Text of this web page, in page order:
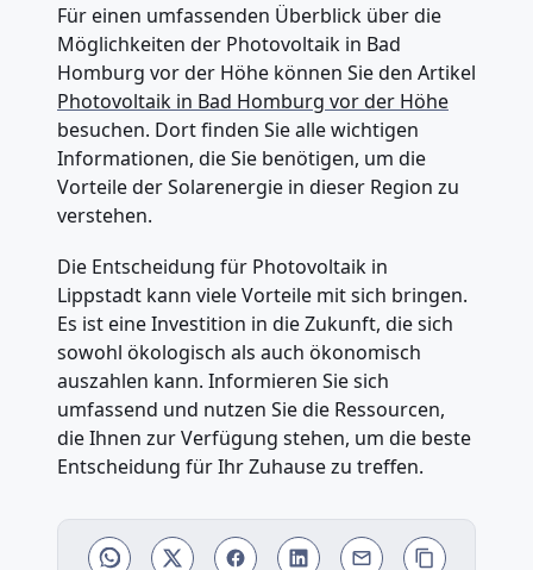
Für einen umfassenden Überblick über die
Möglichkeiten der Photovoltaik in Bad
Homburg vor der Höhe können Sie den Artikel
Photovoltaik in Bad Homburg vor der Höhe
besuchen. Dort finden Sie alle wichtigen
Informationen, die Sie benötigen, um die
Vorteile der Solarenergie in dieser Region zu
verstehen.
Die Entscheidung für Photovoltaik in
Lippstadt kann viele Vorteile mit sich bringen.
Es ist eine Investition in die Zukunft, die sich
sowohl ökologisch als auch ökonomisch
auszahlen kann. Informieren Sie sich
umfassend und nutzen Sie die Ressourcen,
die Ihnen zur Verfügung stehen, um die beste
Entscheidung für Ihr Zuhause zu treffen.